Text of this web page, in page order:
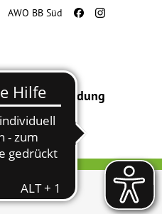
Begegnung Bildung
AWO BB Süd